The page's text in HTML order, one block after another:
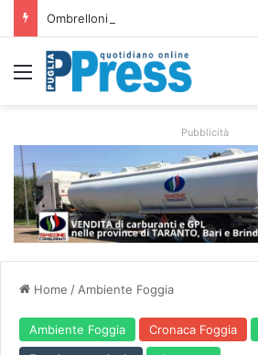
Menu
Pubblicità
Home / Ambiente Foggia
Ambiente Foggia Cronaca Foggia